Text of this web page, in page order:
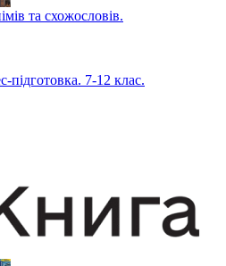
та схожословів.
підготовка. 7-12 клас.